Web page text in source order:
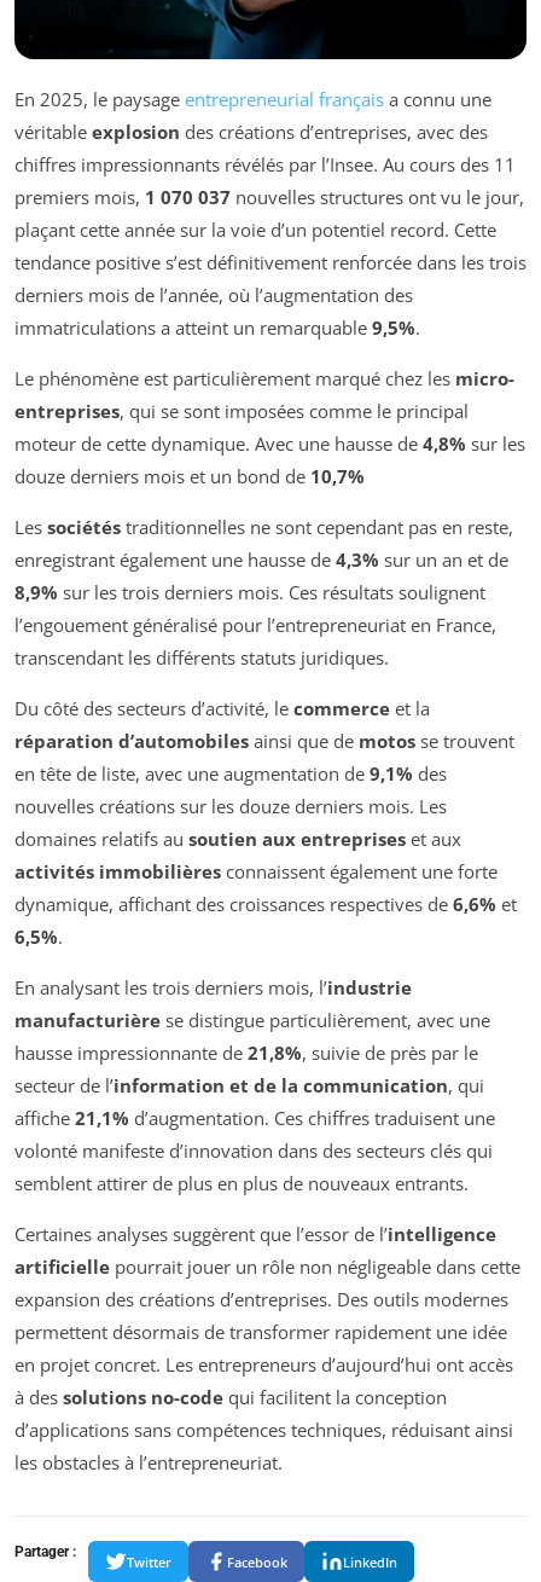
En 2025, le paysage entrepreneurial français a connu une
véritable explosion des créations d’entreprises, avec des
chiffres impressionnants révélés par l’Insee. Au cours des 11
premiers mois, 1 070 037 nouvelles structures ont vu le jour,
plaçant cette année sur la voie d’un potentiel record. Cette
tendance positive s’est définitivement renforcée dans les trois
derniers mois de l’année, où l’augmentation des
immatriculations a atteint un remarquable 9,5%.
Le phénomène est particulièrement marqué chez les micro-
entreprises, qui se sont imposées comme le principal
moteur de cette dynamique. Avec une hausse de 4,8% sur les
douze derniers mois et un bond de 10,7%
Les sociétés traditionnelles ne sont cependant pas en reste,
enregistrant également une hausse de 4,3% sur un an et de
8,9% sur les trois derniers mois. Ces résultats soulignent
l’engouement généralisé pour l’entrepreneuriat en France,
transcendant les différents statuts juridiques.
Du côté des secteurs d’activité, le commerce et la
réparation d’automobiles ainsi que de motos se trouvent
en tête de liste, avec une augmentation de 9,1% des
nouvelles créations sur les douze derniers mois. Les
domaines relatifs au soutien aux entreprises et aux
activités immobilières connaissent également une forte
dynamique, affichant des croissances respectives de 6,6% et
6,5%.
En analysant les trois derniers mois, l’industrie
manufacturière se distingue particulièrement, avec une
hausse impressionnante de 21,8%, suivie de près par le
secteur de l’information et de la communication, qui
affiche 21,1% d’augmentation. Ces chiffres traduisent une
volonté manifeste d’innovation dans des secteurs clés qui
semblent attirer de plus en plus de nouveaux entrants.
Certaines analyses suggèrent que l’essor de l’intelligence
artificielle pourrait jouer un rôle non négligeable dans cette
expansion des créations d’entreprises. Des outils modernes
permettent désormais de transformer rapidement une idée
en projet concret. Les entrepreneurs d’aujourd’hui ont accès
à des solutions no-code qui facilitent la conception
d’applications sans compétences techniques, réduisant ainsi
les obstacles à l’entrepreneuriat.
Partager :
Twitter Facebook LinkedIn